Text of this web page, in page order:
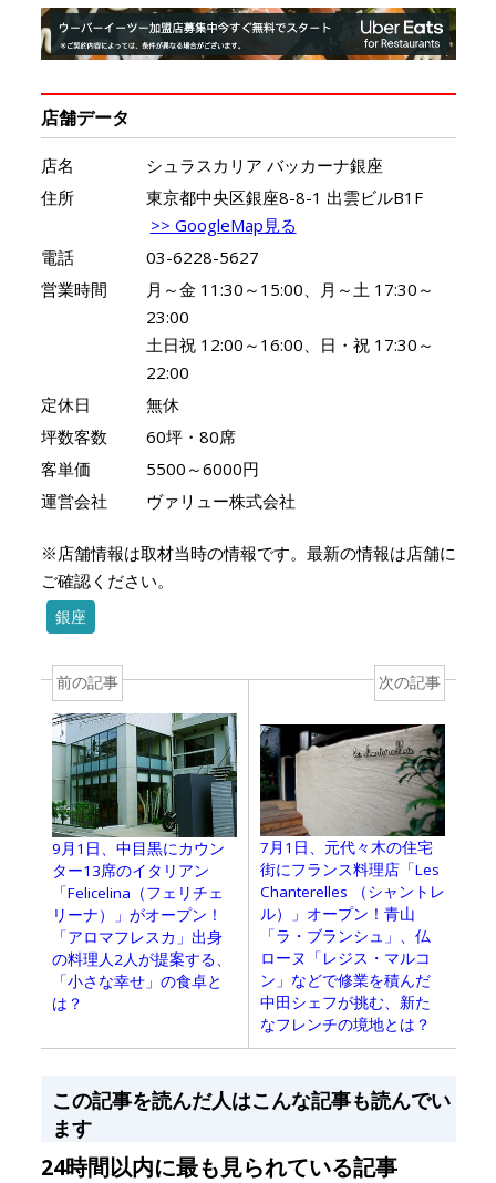
店舗データ
店名
シュラスカリア バッカーナ銀座
住所
東京都中央区銀座8-8-1 出雲ビルB1F
>> GoogleMap見る
電話
03-6228-5627
営業時間
月～金 11:30～15:00、月～土 17:30～
23:00
土日祝 12:00～16:00、日・祝 17:30～
22:00
定休日
無休
坪数客数
60坪・80席
客単価
5500～6000円
運営会社
ヴァリュー株式会社
※店舗情報は取材当時の情報です。最新の情報は店舗に
ご確認ください。
銀座
前の記事
9月1日、中目黒にカウン
ター13席のイタリアン
「Felicelina（フェリチェ
リーナ）」がオープン！
「アロマフレスカ」出身
の料理人2人が提案する、
「小さな幸せ」の食卓と
は？
次の記事
7月1日、元代々木の住宅
街にフランス料理店「Les
Chanterelles （シャントレ
ル）」オープン！青山
「ラ・ブランシュ」、仏
ローヌ「レジス・マルコ
ン」などで修業を積んだ
中田シェフが挑む、新た
なフレンチの境地とは？
この記事を読んだ人はこんな記事も読んでい
ます
24時間以内に最も見られている記事